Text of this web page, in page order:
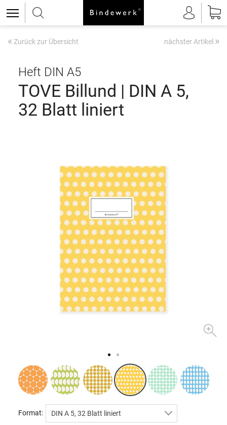
« Zurück zur Übersicht nächster Artikel »
Heft DIN A5
TOVE Billund | DIN A 5,
32 Blatt liniert
Format: DIN A 5, 32 Blatt liniert